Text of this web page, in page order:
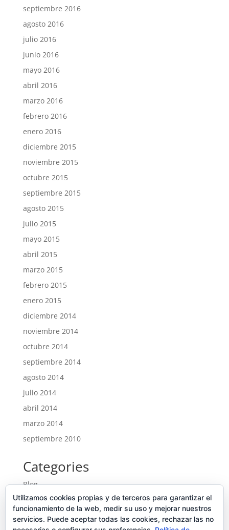
septiembre 2016
agosto 2016
julio 2016
junio 2016
mayo 2016
abril 2016
marzo 2016
febrero 2016
enero 2016
diciembre 2015
noviembre 2015
octubre 2015
septiembre 2015
agosto 2015
julio 2015
mayo 2015
abril 2015
marzo 2015
febrero 2015
enero 2015
diciembre 2014
noviembre 2014
octubre 2014
septiembre 2014
agosto 2014
julio 2014
abril 2014
marzo 2014
septiembre 2010
Categories
Blog
Entrades
Ofertes noves
Utilizamos cookies propias y de terceros para garantizar el
funcionamiento de la web, medir su uso y mejorar nuestros
servicios. Puede aceptar todas las cookies, rechazar las no